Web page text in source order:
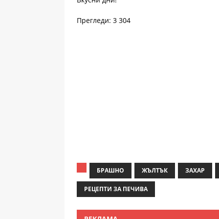
Прегледи: 3 304
БРАШНО ЖЪЛТЪК ЗАХАР
РЕЦЕПТИ ЗА ПЕЧИВА